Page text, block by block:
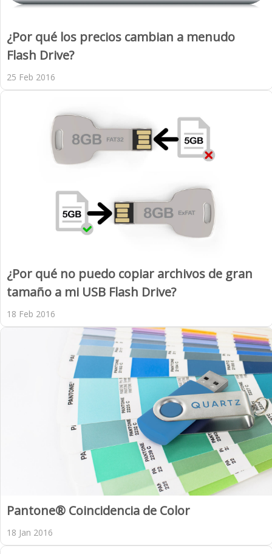
¿Por qué los precios cambian a menudo
Flash Drive?
25 Feb 2016
¿Por qué no puedo copiar archivos de gran
tamaño a mi USB Flash Drive?
18 Feb 2016
Pantone® Coincidencia de Color
18 Jan 2016